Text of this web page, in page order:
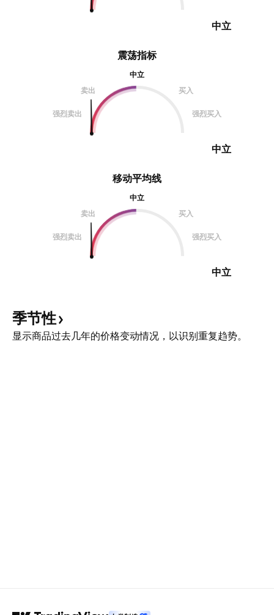
震荡指标
中立
卖出
买入
强烈卖出 强烈买入
中立
中立
移动平均线
中立
卖出
买入
强烈卖出 强烈买入
中立
季节性
显示商品过去几年的价格变动情况，以识别重复趋势。